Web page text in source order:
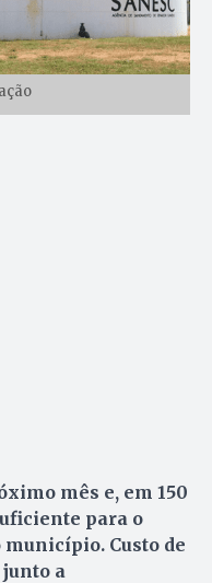
mês e, em 150
para o
Custo de
a